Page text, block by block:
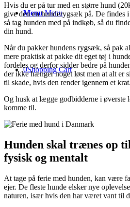
Menu Menu
0Shopping Cart
Hvis du er på tur med en større hund
give den en hunderygsæk på. De findes
så tag hunden med på indkøb, så du
din hund.
Når du pakker hundens rygsæk, så pak
mere praktisk at pakke dit eget tøj i
fordeles og derfor sidder bedre på
der ikke hænger noget løst men at alt er
til skade, hvis den render igennem et krat.
Og husk at lægge godbidderne i øverste
komme til.
Hunden skal trænes op
fysisk og mentalt
At tage på ferie med hunden, kan være
ejer. De fleste hunde elsker nye
naturen, især hvis den har været vant til